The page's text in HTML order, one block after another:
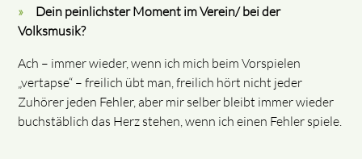
Dein peinlichster Moment im Verein/ bei der
Volksmusik?
Ach – immer wieder, wenn ich mich beim Vorspielen
„vertapse“ – freilich übt man, freilich hört nicht jeder
Zuhörer jeden Fehler, aber mir selber bleibt immer wieder
buchstäblich das Herz stehen, wenn ich einen Fehler spiele.